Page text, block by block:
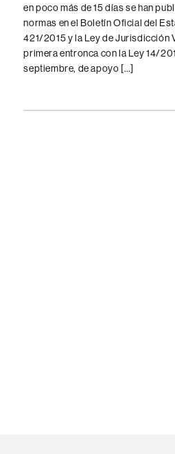
en poco más de 15 días se han
normas en el Boletín Oficial del
421/2015 y la Ley de Jurisdicción
primera entronca con la Ley 14/
septiembre, de apoyo […]